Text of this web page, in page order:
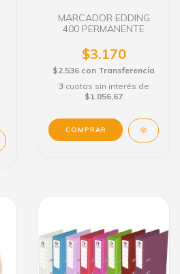
MARCADOR EDDING
400 PERMANENTE
$3.170
$2.536 con Transferencia
3 cuotas sin interés de
$1.056,67
COMPRAR